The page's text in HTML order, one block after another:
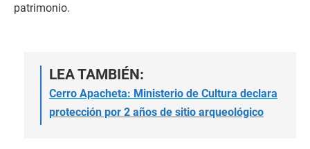
patrimonio.
LEA TAMBIÉN:
Cerro Apacheta: Ministerio de Cultura declara
protección por 2 años de sitio arqueológico